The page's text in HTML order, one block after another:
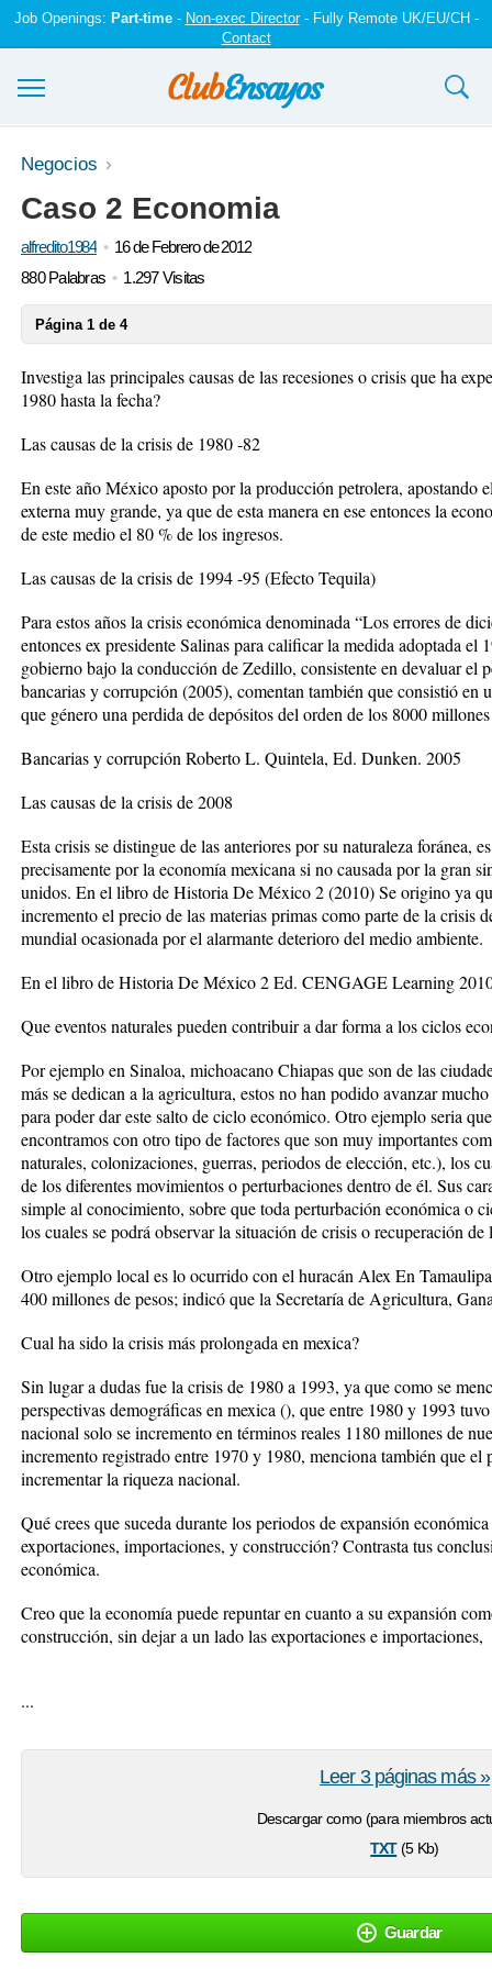
Job Openings: Part-time- Non-exec Director- Fully Remote UK/EU/CH -
Contact
Ensayos y trabajos
Registrarse
Iniciar sesión
Negocios
Caso 2 Economia
alfredito1984
16 de Febrero de 2012
880 Palabras
1.297 Visitas
Página 1 de 4
Investiga las principales causas de las recesiones o crisis que ha
1980 hasta la fecha?
Las causas de la crisis de 1980 -82
En este año México aposto por la producción petrolera, apostando
externa muy grande, ya que de esta manera en ese entonces la
de este medio el 80 % de los ingresos.
Las causas de la crisis de 1994 -95 (Efecto Tequila)
Para estos años la crisis económica denominada “Los errores de
entonces ex presidente Salinas para calificar la medida adoptada el
gobierno bajo la conducción de Zedillo, consistente en devaluar el
bancarias y corrupción (2005), comentan también que consistió
que género una perdida de depósitos del orden de los 8000
Bancarias y corrupción Roberto L. Quintela, Ed. Dunken. 2005
Las causas de la crisis de 2008
Esta crisis se distingue de las anteriores por su naturaleza foránea,
precisamente por la economía mexicana si no causada por la gran
unidos. En el libro de Historia De México 2 (2010) Se origino ya
incremento el precio de las materias primas como parte de la crisis
mundial ocasionada por el alarmante deterioro del medio ambiente.
En el libro de Historia De México 2 Ed. CENGAGE Learning
Que eventos naturales pueden contribuir a dar forma a los ciclos
Por ejemplo en Sinaloa, michoacano Chiapas que son de las
más se dedican a la agricultura, estos no han podido avanzar
para poder dar este salto de ciclo económico. Otro ejemplo seria
encontramos con otro tipo de factores que son muy importantes
naturales, colonizaciones, guerras, periodos de elección, etc.), los
de los diferentes movimientos o perturbaciones dentro de él. Sus
simple al conocimiento, sobre que toda perturbación económica o
los cuales se podrá observar la situación de crisis o recuperación
Otro ejemplo local es lo ocurrido con el huracán Alex En
400 millones de pesos; indicó que la Secretaría de Agricultura,
Cual ha sido la crisis más prolongada en mexica?
Sin lugar a dudas fue la crisis de 1980 a 1993, ya que como se
perspectivas demográficas en mexica (), que entre 1980 y 1993
nacional solo se incremento en términos reales 1180 millones de
incremento registrado entre 1970 y 1980, menciona también que el
incrementar la riqueza nacional.
Qué crees que suceda durante los periodos de expansión
exportaciones, importaciones, y construcción? Contrasta tus
económica.
Creo que la economía puede repuntar en cuanto a su expansión
construcción, sin dejar a un lado las exportaciones e importaciones,
...
Descargar como (para miembros
txt(5 Kb)
Leer 3 páginas más »
Guardar